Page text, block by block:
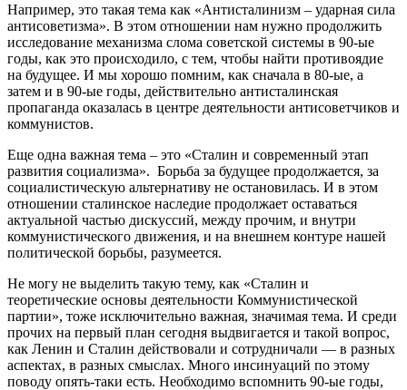
Например, это такая тема как «Антисталинизм – ударная сила
антисоветизма». В этом отношении нам нужно продолжить
исследование механизма слома советской системы в 90-ые
годы, как это происходило, с тем, чтобы найти противоядие
на будущее. И мы хорошо помним, как сначала в 80-ые, а
затем и в 90-ые годы, действительно антисталинская
пропаганда оказалась в центре деятельности антисоветчиков и
коммунистов.
Еще одна важная тема – это «Сталин и современный этап
развития социализма». Борьба за будущее продолжается, за
социалистическую альтернативу не остановилась. И в этом
отношении сталинское наследие продолжает оставаться
актуальной частью дискуссий, между прочим, и внутри
коммунистического движения, и на внешнем контуре нашей
политической борьбы, разумеется.
Не могу не выделить такую тему, как «Сталин и
теоретические основы деятельности Коммунистической
партии», тоже исключительно важная, значимая тема. И среди
прочих на первый план сегодня выдвигается и такой вопрос,
как Ленин и Сталин действовали и сотрудничали — в разных
аспектах, в разных смыслах. Много инсинуаций по этому
поводу опять-таки есть. Необходимо вспомнить 90-ые годы,